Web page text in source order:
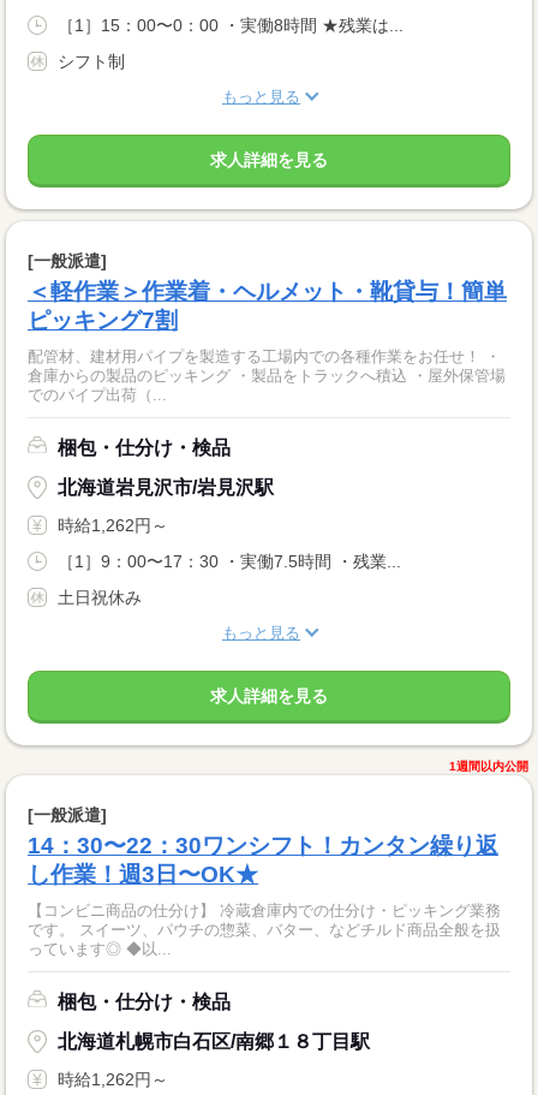
［1］15：00〜0：00 ・実働8時間 ★残業は...
シフト制
もっと見る
求人詳細を見る
[一般派遣]
＜軽作業＞作業着・ヘルメット・靴貸与！簡単
ピッキング7割
配管材、建材用パイプを製造する工場内での各種作業をお任せ！ ・
倉庫からの製品のピッキング ・製品をトラックへ積込 ・屋外保管場
でのパイプ出荷（...
梱包・仕分け・検品
北海道岩見沢市/岩見沢駅
時給1,262円～
［1］9：00〜17：30 ・実働7.5時間 ・残業...
土日祝休み
もっと見る
求人詳細を見る
1週間以内公開
[一般派遣]
14：30〜22：30ワンシフト！カンタン繰り返
し作業！週3日〜OK★
【コンビニ商品の仕分け】 冷蔵倉庫内での仕分け・ピッキング業務
です。 スイーツ、パウチの惣菜、バター、などチルド商品全般を扱
っています◎ ◆以...
梱包・仕分け・検品
北海道札幌市白石区/南郷１８丁目駅
時給1,262円～